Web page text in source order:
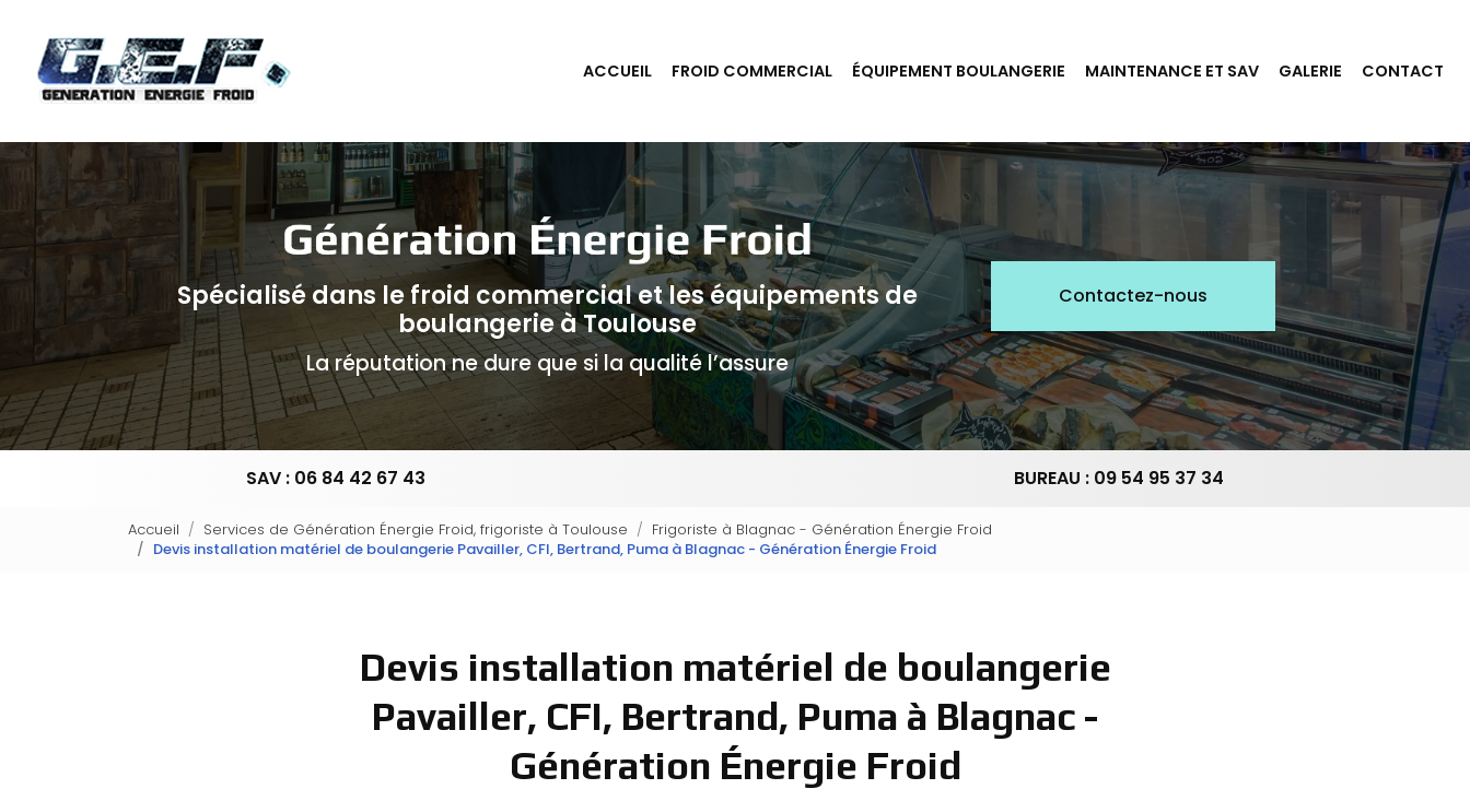
contenu
principal
ACCUEIL FROID COMMERCIAL ÉQUIPEMENT BOULANGERIE MAINTENANCE ET SAV GALERIE CONTACT
Spécialisé dans le froid commercial et les équipements de
boulangerie à Toulouse
La réputation ne dure que si la qualité l’assure
Contactez-nous
SAV : 06 84 42 67 43 BUREAU : 09 54 95 37 34
Accueil Services de Génération Énergie Froid, frigoriste à Toulouse
Frigoriste à Blagnac - Génération Énergie Froid
Devis installation matériel de boulangerie Pavailler, CFI, Bertrand, Puma à Blagnac - Génération Énergie Froid
Devis installation matériel de boulangerie
Pavailler, CFI, Bertrand, Puma à Blagnac -
Génération Énergie Froid